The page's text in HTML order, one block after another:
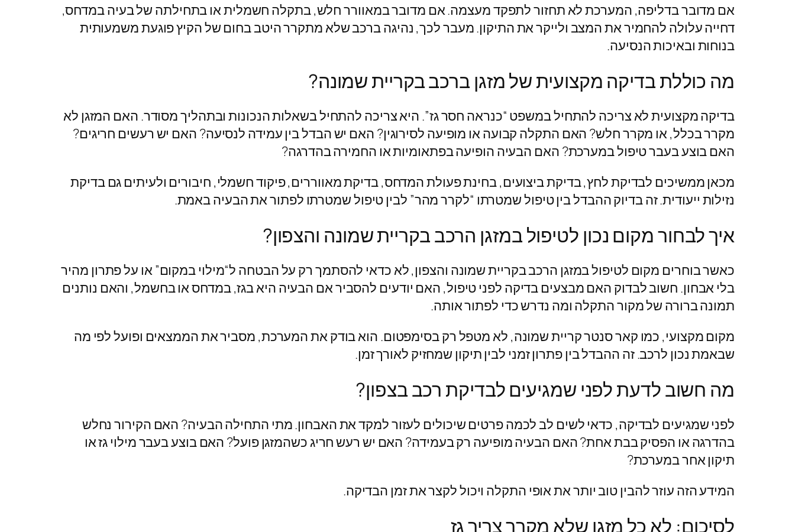
אם מדובר בדליפה, המערכת לא תחזור לתפקד מעצמה. אם מדובר במאוורר חלש, בתקלה חשמלית או בתחילתה של בעיה במדחס,
דחייה עלולה להחמיר את המצב ולייקר את התיקון. מעבר לכך, נהיגה ברכב שלא מתקרר היטב בחום של הקיץ פוגעת משמעותית
בנוחות ובאיכות הנסיעה.
מה כוללת בדיקה מקצועית של מזגן ברכב בקריית שמונה?
בדיקה מקצועית לא צריכה להתחיל במשפט “כנראה חסר גז”. היא צריכה להתחיל בשאלות הנכונות ובתהליך מסודר. האם המזגן לא
מקרר בכלל, או מקרר חלש? האם התקלה קבועה או מופיעה לסירוגין? האם יש הבדל בין עמידה לנסיעה? האם יש רעשים חריגים?
האם בוצע בעבר טיפול במערכת? האם הבעיה הופיעה בפתאומיות או החמירה בהדרגה?
מכאן ממשיכים לבדיקת לחץ, בדיקת ביצועים, בחינת פעולת המדחס, בדיקת מאווררים, פיקוד חשמלי, חיבורים ולעיתים גם בדיקת
נזילות ייעודית. זה בדיוק ההבדל בין טיפול שמטרתו “לקרר מהר” לבין טיפול שמטרתו לפתור את הבעיה באמת.
איך לבחור מקום נכון לטיפול במזגן הרכב בקריית שמונה והצפון?
כאשר בוחרים מקום לטיפול במזגן הרכב בקריית שמונה והצפון, לא כדאי להסתמך רק על הבטחה ל“מילוי במקום” או על פתרון מהיר
בלי אבחון. חשוב לבדוק האם מבצעים בדיקה לפני טיפול, האם יודעים להסביר אם הבעיה היא בגז, במדחס או בחשמל, והאם נותנים
תמונה ברורה של מקור התקלה ומה נדרש כדי לפתור אותה.
מקום מקצועי, כמו קאר סנטר קריית שמונה, לא מטפל רק בסימפטום. הוא בודק את המערכת, מסביר את הממצאים ופועל לפי מה
שבאמת נכון לרכב. זה ההבדל בין פתרון זמני לבין תיקון שמחזיק לאורך זמן.
מה חשוב לדעת לפני שמגיעים לבדיקת רכב בצפון?
לפני שמגיעים לבדיקה, כדאי לשים לב לכמה פרטים שיכולים לעזור למקד את האבחון. מתי התחילה הבעיה? האם הקירור נחלש
בהדרגה או הפסיק בבת אחת? האם הבעיה מופיעה רק בעמידה? האם יש רעש חריג כשהמזגן פועל? האם בוצע בעבר מילוי גז או
תיקון אחר במערכת?
המידע הזה עוזר להבין טוב יותר את אופי התקלה ויכול לקצר את זמן הבדיקה.
לסיכום: לא כל מזגן שלא מקרר צריך גז